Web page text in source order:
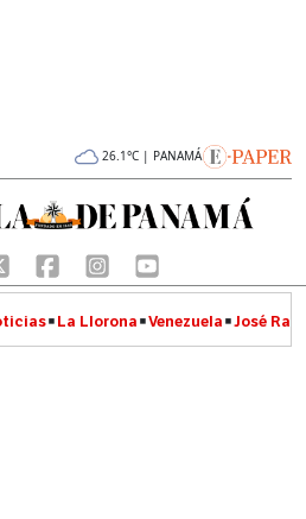
26.1°C | PANAMÁ
La Llorona Venezuela José